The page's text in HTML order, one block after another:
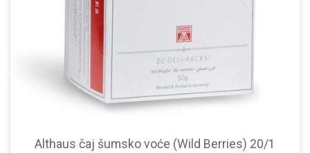
Althaus čaj šumsko voće (Wild Berries) 20/1